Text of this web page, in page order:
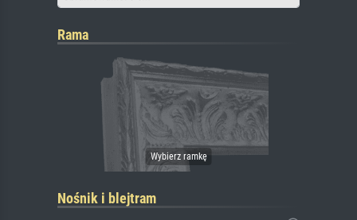
Rama
Nośnik i blejtram